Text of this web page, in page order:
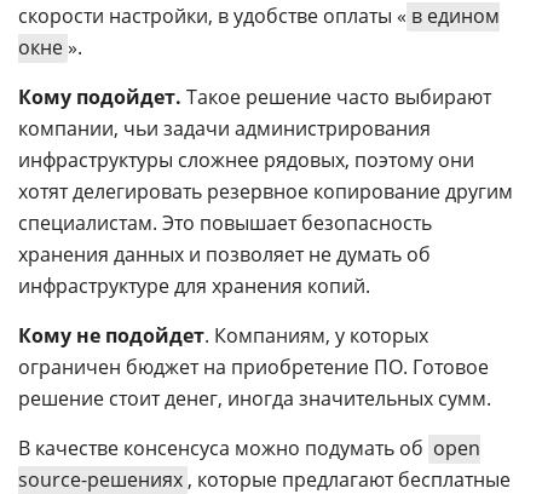
скорости настройки, в удобстве оплаты « в едином
окне».
Кому подойдет. Такое решение часто выбирают
компании, чьи задачи администрирования
инфраструктуры сложнее рядовых, поэтому они
хотят делегировать резервное копирование другим
специалистам. Это повышает безопасность
хранения данных и позволяет не думать об
инфраструктуре для хранения копий.
Кому не подойдет. Компаниям, у которых
ограничен бюджет на приобретение ПО. Готовое
решение стоит денег, иногда значительных сумм.
В качестве консенсуса можно подумать об open
source-решениях , которые предлагают бесплатные